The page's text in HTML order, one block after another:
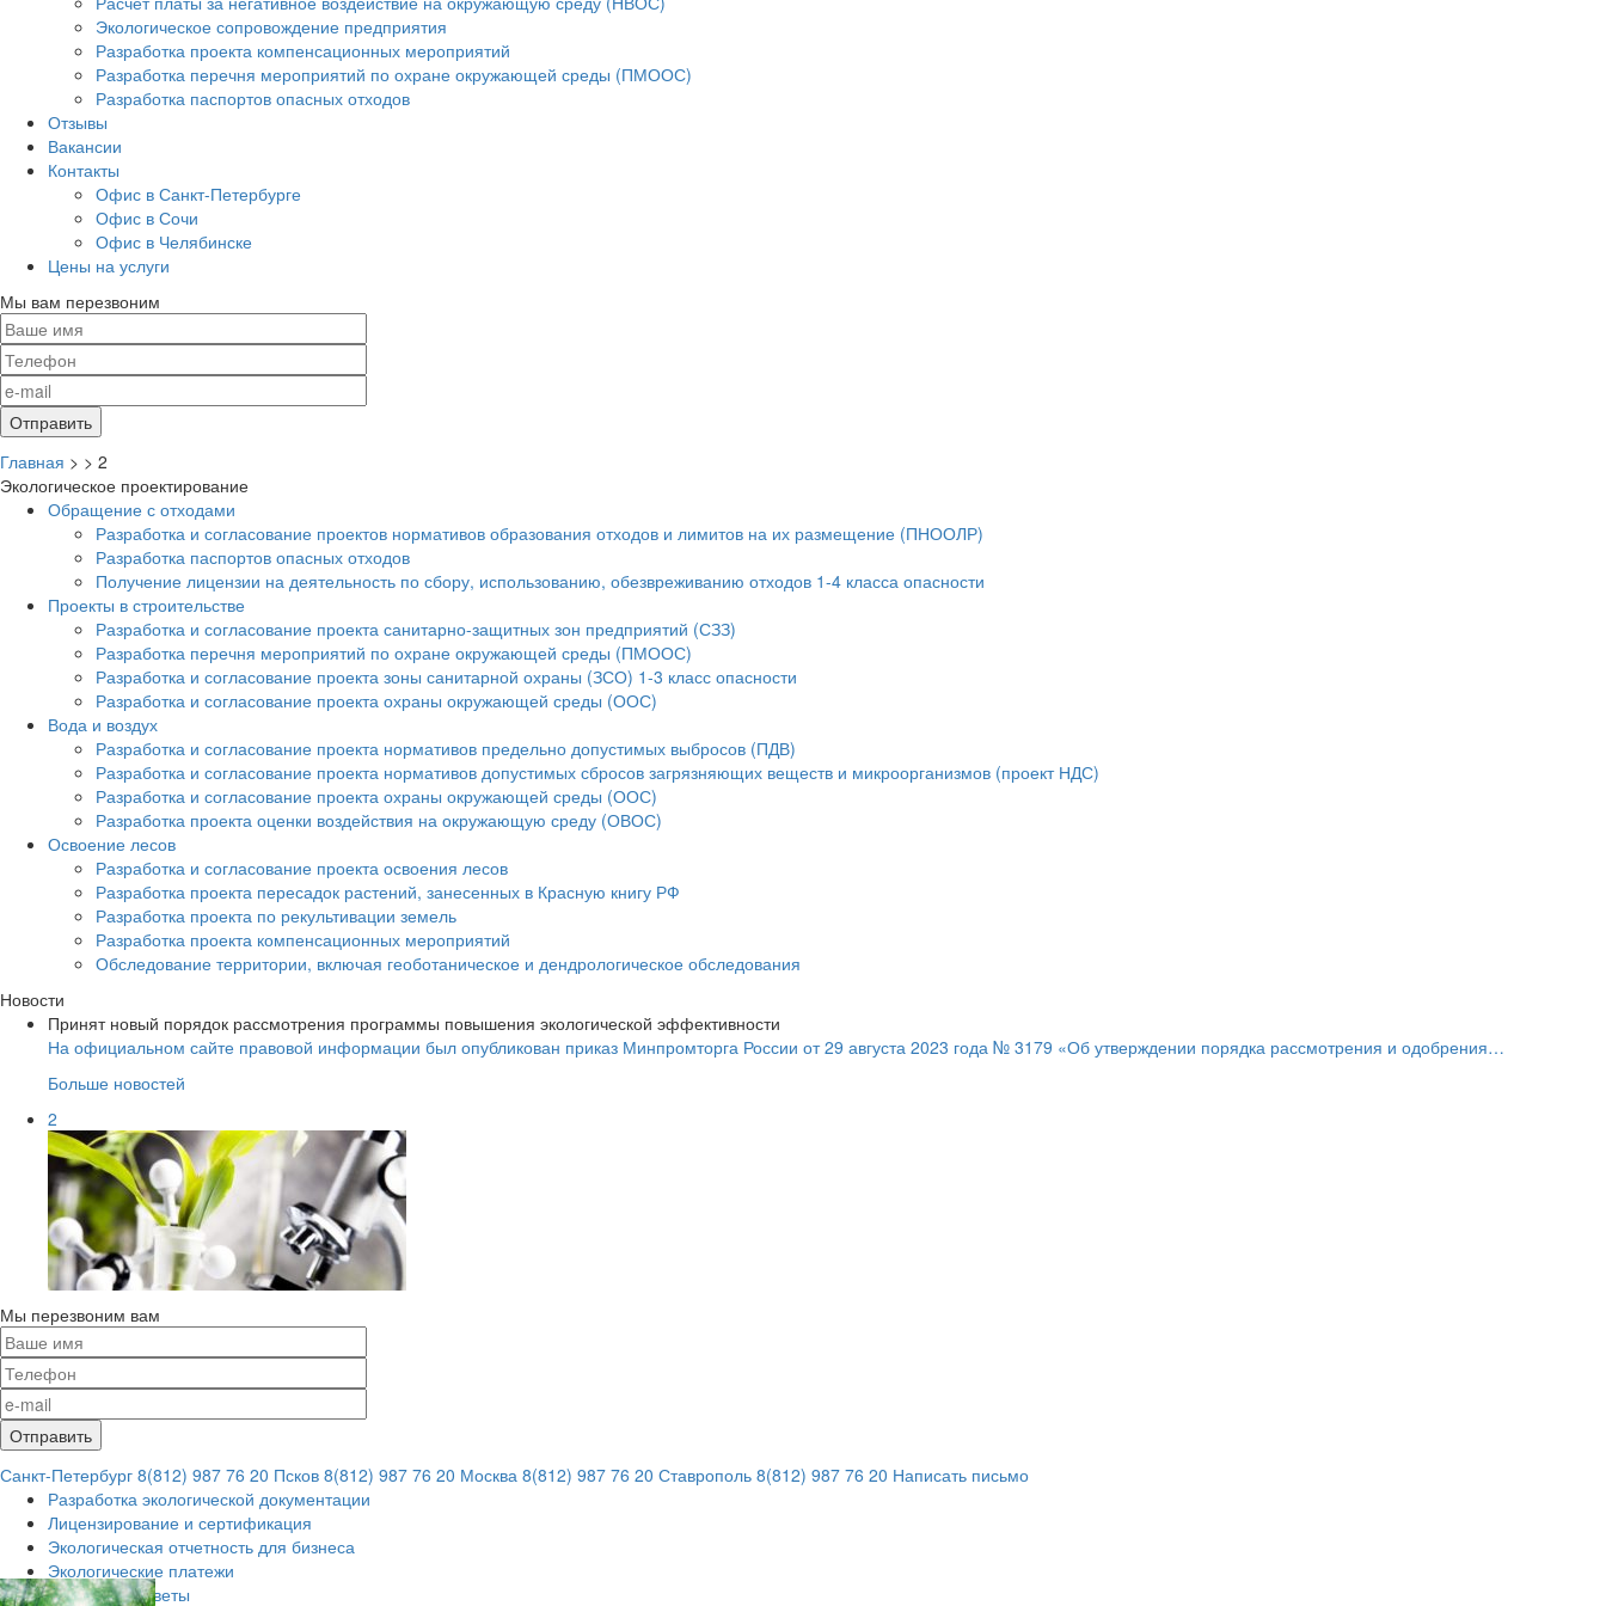
Экологическое сопровождение предприятия
Разработка проекта компенсационных мероприятий
Разработка перечня мероприятий по охране окружающей среды (ПМООС)
Разработка паспортов опасных отходов
Отзывы
Вакансии
Контакты
Офис в Санкт-Петербурге
Офис в Сочи
Офис в Челябинске
Цены на услуги
Мы вам перезвоним
Главная > > 2
Экологическое проектирование
Обращение с отходами
Разработка и согласование проектов нормативов образования отходов и лимитов на их размещение (ПНООЛР)
Разработка паспортов опасных отходов
Получение лицензии на деятельность по сбору, использованию, обезвреживанию отходов 1-4 класса опасности
Проекты в строительстве
Разработка и согласование проекта санитарно-защитных зон предприятий (СЗЗ)
Разработка перечня мероприятий по охране окружающей среды (ПМООС)
Разработка и согласование проекта зоны санитарной охраны (ЗСО) 1-3 класс опасности
Разработка и согласование проекта охраны окружающей среды (ООС)
Вода и воздух
Разработка и согласование проекта нормативов предельно допустимых выбросов (ПДВ)
Разработка и согласование проекта нормативов допустимых сбросов загрязняющих веществ и микроорганизмов (проект НДС)
Разработка и согласование проекта охраны окружающей среды (ООС)
Разработка проекта оценки воздействия на окружающую среду (ОВОС)
Освоение лесов
Разработка и согласование проекта освоения лесов
Разработка проекта пересадок растений, занесенных в Красную книгу РФ
Разработка проекта по рекультивации земель
Разработка проекта компенсационных мероприятий
Обследование территории, включая геоботаническое и дендрологическое обследования
Новости
Принят новый порядок рассмотрения программы повышения экологической эффективности
На официальном сайте правовой информации был опубликован приказ Минпромторга России от 29 августа 2023 года № 3179 «Об утверждении порядка рассмотрения и одобрения…
Больше новостей
2
Мы перезвоним вам
Санкт-Петербург 8(812) 987 76 20 Псков 8(812) 987 76 20 Москва 8(812) 987 76 20 Ставрополь 8(812) 987 76 20 Написать письмо
Разработка экологической документации
Лицензирование и сертификация
Экологическая отчетность для бизнеса
Экологические платежи
Вопросы и ответы